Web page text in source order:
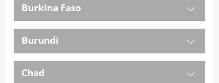
Burkina Faso
Burundi
Chad